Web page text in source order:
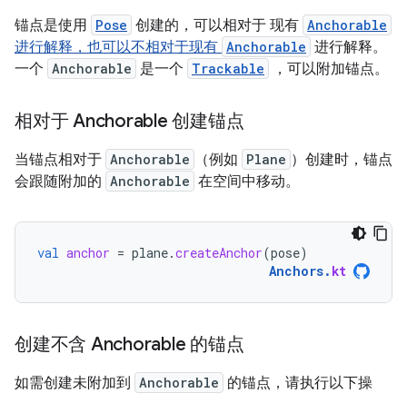
锚点是使用 Pose 创建的，可以相对于 现有 Anchorable
进行解释，也可以不相对于现有 Anchorable 进行解释。
一个 Anchorable 是一个 Trackable ，可以附加锚点。
相对于 Anchorable 创建锚点
当锚点相对于 Anchorable （例如 Plane ）创建时，锚点
会跟随附加的 Anchorable 在空间中移动。
val anchor = plane.createAnchor(pose)
Anchors. kt
创建不含 Anchorable 的锚点
如需创建未附加到 Anchorable 的锚点，请执行以下操